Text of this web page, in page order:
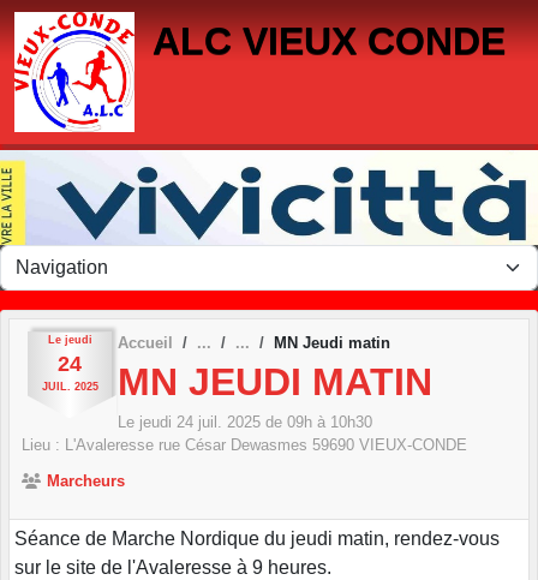
ALC VIEUX CONDE
Le jeudi
24
JUIL. 2025
Accueil MN Jeudi matin
MN JEUDI MATIN
Le jeudi 24 juil. 2025 de 09h à 10h30
Lieu : L'Avaleresse rue César Dewasmes 59690 VIEUX-CONDE
Marcheurs
Séance de Marche Nordique du jeudi matin, rendez-vous
sur le site de l'Avaleresse à 9 heures.
Panneau de gestion des cookies